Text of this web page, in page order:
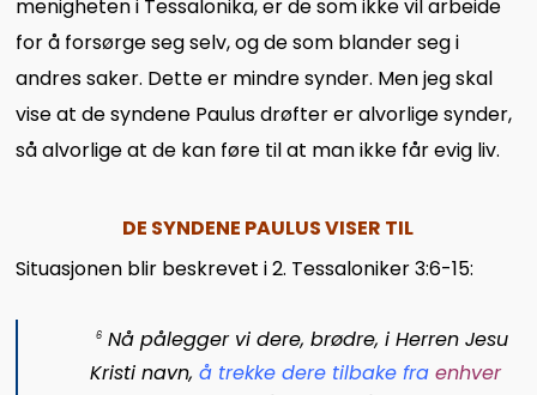
menigheten i Tessalonika, er de som ikke vil arbeide
for å forsørge seg selv, og de som blander seg i
andres saker. Dette er mindre synder. Men jeg skal
vise at de syndene Paulus drøfter er alvorlige synder,
så alvorlige at de kan føre til at man ikke får evig liv.
DE SYNDENE PAULUS VISER TIL
Situasjonen blir beskrevet i 2. Tessaloniker 3:6-15:
6 Nå pålegger vi dere, brødre, i Herren Jesu
Kristi navn,å trekke dere tilbake fra enhver